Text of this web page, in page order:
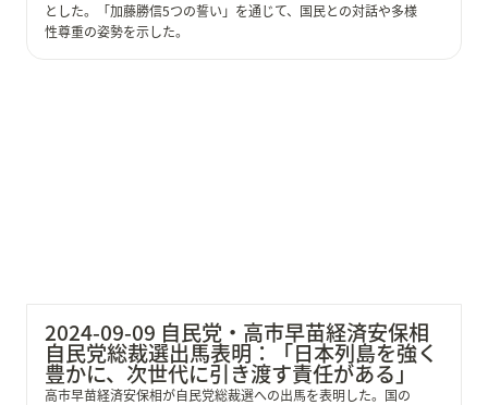
とした。「加藤勝信5つの誓い」を通じて、国民との対話や多様
性尊重の姿勢を示した。
2024-09-09 自民党・高市早苗経済安保相
自民党総裁選出馬表明：「日本列島を強く
豊かに、次世代に引き渡す責任がある」
高市早苗経済安保相が自民党総裁選への出馬を表明した。国の